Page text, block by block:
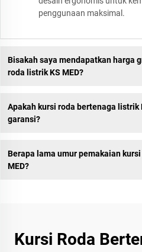
penggunaan maksimal.
Bisakah saya mendapatkan harga
roda listrik KS MED?
Apakah kursi roda bertenaga listrik
garansi?
Berapa lama umur pemakaian
MED?
Kursi Roda